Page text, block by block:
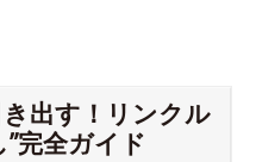
出す！リンクル
完全ガイド